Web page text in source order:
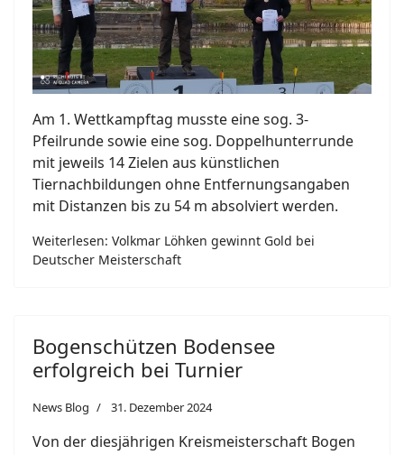
Am 1. Wettkampftag musste eine sog. 3-
Pfeilrunde sowie eine sog. Doppelhunterrunde
mit jeweils 14 Zielen aus künstlichen
Tiernachbildungen ohne Entfernungsangaben
mit Distanzen bis zu 54 m absolviert werden.
Weiterlesen: Volkmar Löhken gewinnt Gold bei
Deutscher Meisterschaft
Bogenschützen Bodensee
erfolgreich bei Turnier
News Blog 31. Dezember 2024
Von der diesjährigen Kreismeisterschaft Bogen